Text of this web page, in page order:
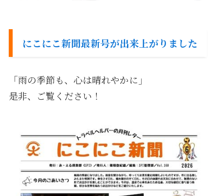
にこにこ新聞最新号が出来上がりました
「雨の季節も、心は晴れやかに」
是非、ご覧ください！